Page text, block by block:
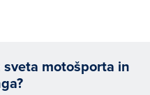
motošporta in